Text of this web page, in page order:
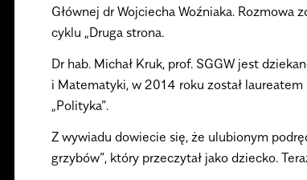
Głównej dr Wojciecha Woźniaka. Rozmowa
cyklu „Druga strona.
Dr hab. Michał Kruk, prof. SGGW jest
i Matematyki, w 2014 roku został
„Polityka”.
Z wywiadu dowiecie się, że ulubionym
grzybów”, który przeczytał jako dziecko.